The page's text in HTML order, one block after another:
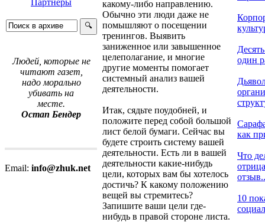
Партнеры
Людей, которые не
читают газет,
надо морально
убивать на
месте.
Остап Бендер
Email: info@zhuk.net
какому-либо направлению.
Обычно эти люди даже не
помышляют о посещении
тренингов. Выявить
заниженное или завышенное
целеполагание, и многие
другие моменты помогает
системный анализ вашей
деятельности.
Итак, сядьте поудобней, и
положите перед собой большой
лист белой бумаги. Сейчас вы
будете строить систему вашей
деятельности. Есть ли в вашей
деятельности какие-нибудь
цели, которых вам бы хотелось
достичь? К какому положению
вещей вы стремитесь?
Запишите ваши цели где-
нибудь в правой стороне листа.
один
как
Что
10